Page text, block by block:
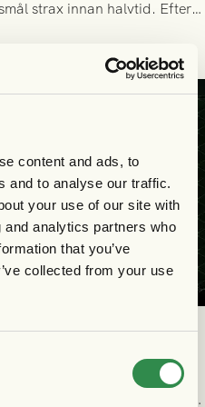
content and ads, to
and to analyse our traffic.
your use of our site with
analytics partners who
that you’ve
collected from your use
strax innan halvtid. Efter
tilläts ha mer av
disciplinerat och säkrade en
& Lasse Ekström
23/7
hemma mot FC
avspark kl 19.00! Fredrik